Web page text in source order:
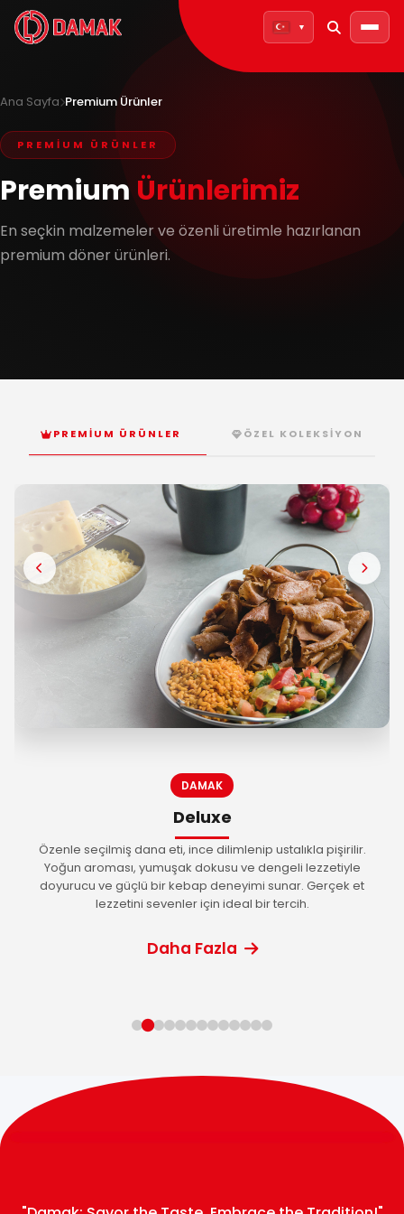
▼
DAMAK HAKKINDA
Hikayemiz
Değerlerimiz
Başarı Rakamlarımız
AB Hibe Desteği
Batom Döner
HİZMETLER
Üretim
Lojistik
Premium Hizmetler
Ana Sayfa Premium Ürünler
PREMİUM ÜRÜNLER
Premium Ürünlerimiz
En seçkin malzemeler ve özenli üretimle hazırlanan
premium döner ürünleri.
PREMIUM ÜRÜNLER ÖZEL KOLEKSIYON
DAMAK
Deluxe
Özenle seçilmiş dana eti, ince dilimlenip ustalıkla pişirilir.
Yoğun aroması, yumuşak dokusu ve dengeli lezzetiyle
doyurucu ve güçlü bir kebap deneyimi sunar. Gerçek et
lezzetini sevenler için ideal bir tercih.
Daha Fazla